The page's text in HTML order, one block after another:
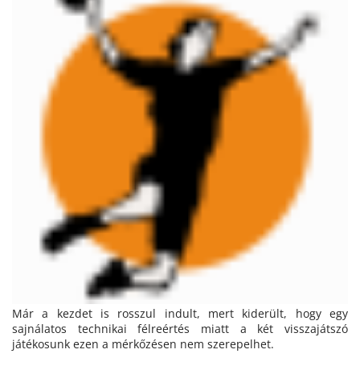
Már a kezdet is rosszul indult, mert kiderült, hogy egy
sajnálatos technikai félreértés miatt a két visszajátszó
játékosunk ezen a mérkőzésen nem szerepelhet.